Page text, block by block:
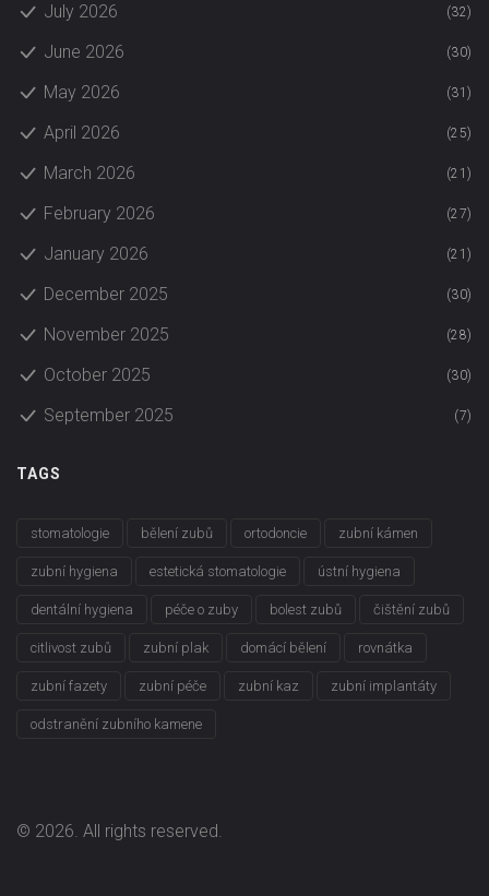
July 2026 (32)
June 2026 (30)
May 2026 (31)
April 2026 (25)
March 2026 (21)
February 2026 (27)
January 2026 (21)
December 2025 (30)
November 2025 (28)
October 2025 (30)
September 2025 (7)
TAGS
stomatologie bělení zubů ortodoncie zubní kámen
zubní hygiena estetická stomatologie ústní hygiena
dentální hygiena péče o zuby bolest zubů čištění zubů
citlivost zubů zubní plak domácí bělení rovnátka
zubní fazety zubní péče zubní kaz zubní implantáty
odstranění zubního kamene
© 2026. All rights reserved.